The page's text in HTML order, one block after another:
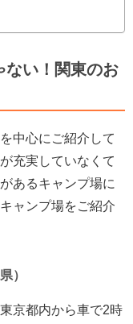
ない！関東のお
中心にご紹介して
充実していなくて
あるキャンプ場に
ャンプ場をご紹介
）
京都内から車で2時